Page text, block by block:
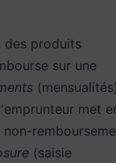
des produits
sur une
met
(saisie